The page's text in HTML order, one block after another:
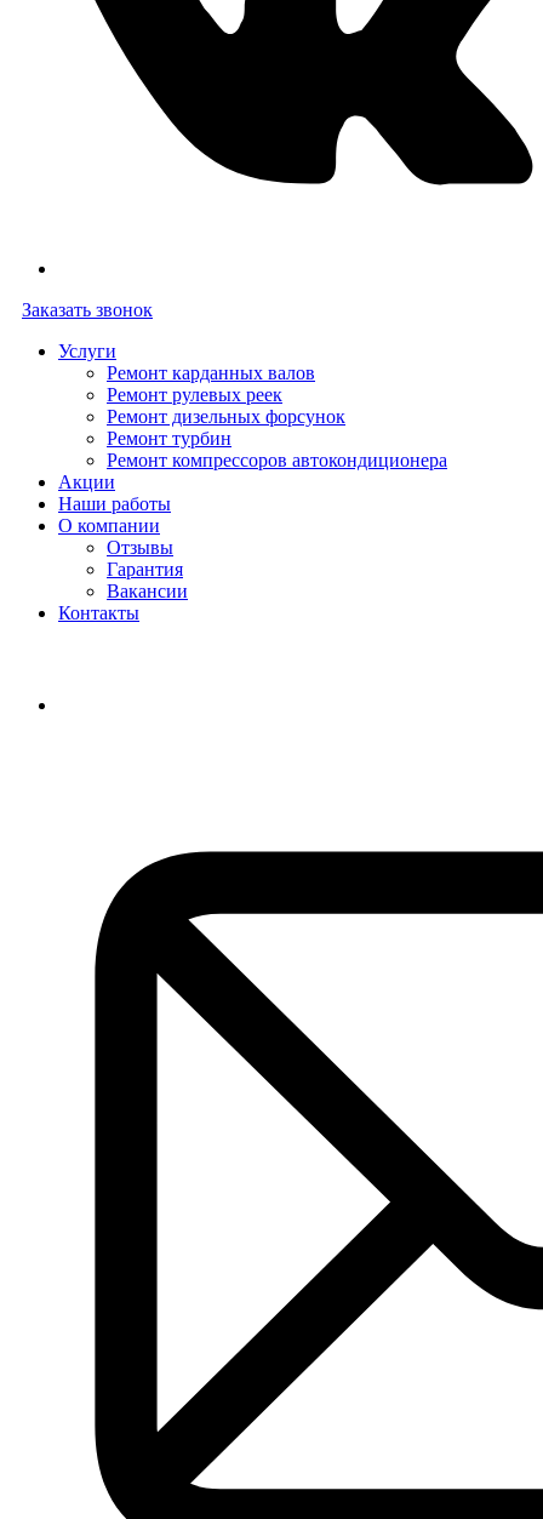
Заказать звонок
Услуги
Ремонт карданных валов
Ремонт рулевых реек
Ремонт дизельных форсунок
Ремонт турбин
Ремонт компрессоров автокондиционера
Акции
Наши работы
О компании
Отзывы
Гарантия
Вакансии
Контакты